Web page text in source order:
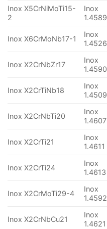
Inox X5CrNiMoTi15-
2
Inox
1.4589
Inox X6CrMoNb17-1
Inox
1.4526
Inox X2CrNbZr17
Inox
1.4590
Inox X2CrTiNb18
Inox
1.4509
Inox X2CrNbTi20
Inox
1.4607
Inox X2CrTi21
Inox
1.4611
Inox X2CrTi24
Inox
1.4613
Inox X2CrMoTi29-4
Inox
1.4592
Inox X2CrNbCu21
Inox
1.4621